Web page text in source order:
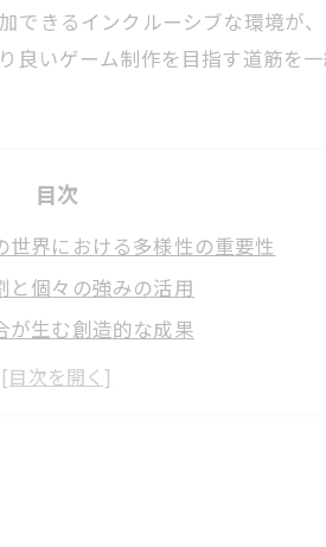
きるインクルーシブな環境が
いゲーム制作を目指す道筋を一
目次
世界における多様性の重要性
と個々の強みの活用
が生む創造的な成果
ブな環境がもたらす新たな可能性
生かして次のゲームを創ろう